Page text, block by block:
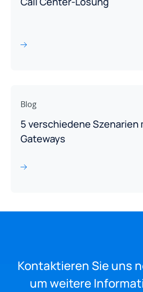
Blog
5 verschiedene Szenarien
Gateways
Kontaktieren Sie uns
um weitere